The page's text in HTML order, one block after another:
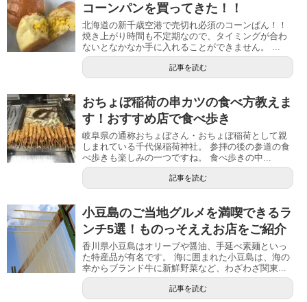
コーンパンを買ってきた！！
北海道の新千歳空港で売切れ必須のコーンぱん！！
焼き上がり時間も不定期なので、タイミングが合わ
ないとなかなか手に入れることができません。 ...
記事を読む
おちょぼ稲荷の串カツの食べ方教えま
す！おすすめ店で食べ歩き
岐阜県の通称おちょぼさん・おちょぼ稲荷として親
しまれている千代保稲荷神社。 参拝の後の参道の食
べ歩きも楽しみの一つですね。 食べ歩きの中...
記事を読む
小豆島のご当地グルメを満喫できるラ
ンチ5選！ものっそええお店をご紹介
香川県小豆島はオリーブや醤油、手延べ素麺といっ
た特産品が有名です。 海に囲まれた小豆島は、海の
幸からブランド牛に新鮮野菜など、わざわざ関東...
記事を読む